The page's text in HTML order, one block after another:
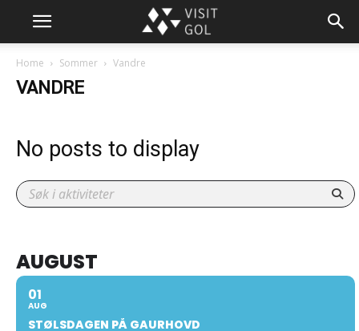
Home Sommer Vandre
VANDRE
No posts to display
AUGUST
01
AUG
STØLSDAGEN PÅ GAURHOVD